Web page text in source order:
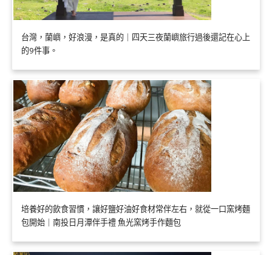
台灣，蘭嶼，好浪漫，是真的｜四天三夜蘭嶼旅行過後還記在心上
的9件事。
培養好的飲食習慣，讓好鹽好油好食材常伴左右，就從一口窯烤麵
包開始｜南投日月潭伴手禮 魚光窯烤手作麵包